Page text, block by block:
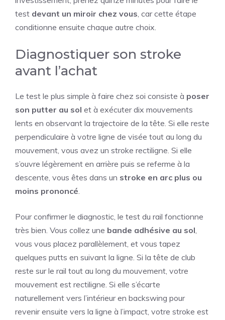
test devant un miroir chez vous, car cette étape
conditionne ensuite chaque autre choix.
Diagnostiquer son stroke
avant l’achat
Le test le plus simple à faire chez soi consiste à poser
son putter au sol et à exécuter dix mouvements
lents en observant la trajectoire de la tête. Si elle reste
perpendiculaire à votre ligne de visée tout au long du
mouvement, vous avez un stroke rectiligne. Si elle
s’ouvre légèrement en arrière puis se referme à la
descente, vous êtes dans un stroke en arc plus ou
moins prononcé.
Pour confirmer le diagnostic, le test du rail fonctionne
très bien. Vous collez une bande adhésive au sol,
vous vous placez parallèlement, et vous tapez
quelques putts en suivant la ligne. Si la tête de club
reste sur le rail tout au long du mouvement, votre
mouvement est rectiligne. Si elle s’écarte
naturellement vers l’intérieur en backswing pour
revenir ensuite vers la ligne à l’impact, votre stroke est